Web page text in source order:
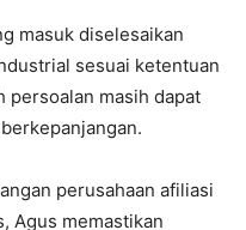
masuk diselesaikan
sesuai ketentuan
persoalan masih dapat
perusahaan afiliasi
Agus memastikan